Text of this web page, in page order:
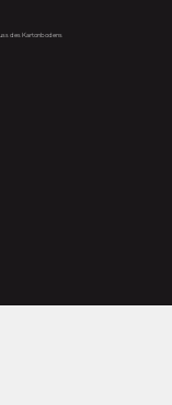
des Kartonbodens